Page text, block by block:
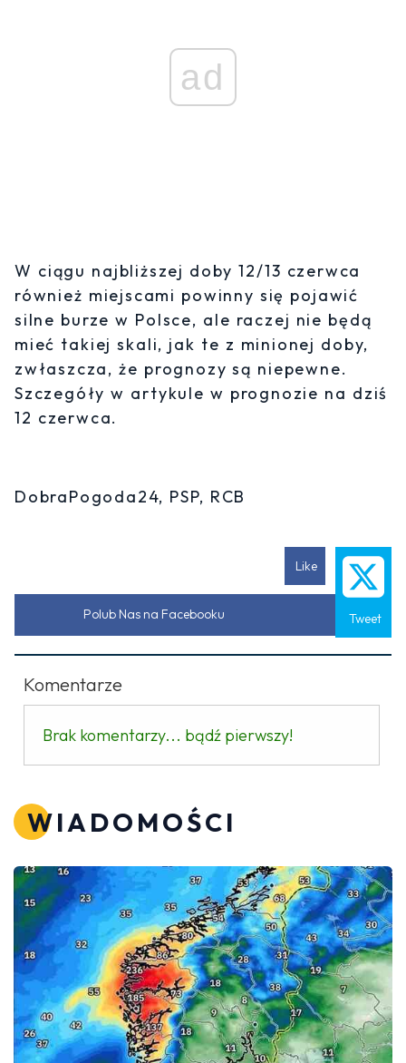
ad
W ciągu najbliższej doby 12/13 czerwca
również miejscami powinny się pojawić
silne burze w Polsce, ale raczej nie będą
mieć takiej skali, jak te z minionej doby,
zwłaszcza, że prognozy są niepewne.
Szczegóły w artykule w prognozie na dziś
12 czerwca.
DobraPogoda24, PSP, RCB
Like
Tweet
Polub Nas na Facebooku
Komentarze
Brak komentarzy... bądź pierwszy!
WIADOMOŚCI